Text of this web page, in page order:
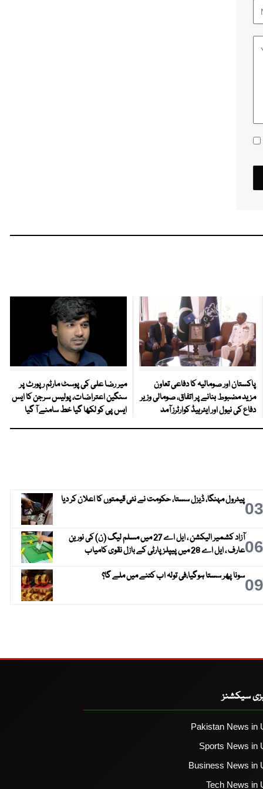
پاکستان اور صومالیہ کا دفاعی تعاون
مزید مضبوط بنانے پر اتفاق، صومالی وزیر
دفاع کی نیول اور ایئرہیڈ کوارٹرز آمد
میر رضا علی کی پوسٹ مارٹم رپورٹ پر
سنگین اعتراضات، پولیس سرجن کا ایس
ایس پی کو لکھا گیا خط سامنے آ گیا
03پیٹرول مہنگا، ڈیزل سستا، حکومت نے نئی قیمتوں کا اعلان کر دیا
06
آزاد کشمیر الیکشن ، ایل اے 27 میں مسلم لیگ (ن) کی نورین
عارف ، ایل اے 28 میں پیپلز پارٹی کے بازل نقوی کامیاب
09سونا پھر سستا ہوگیا،فی تولہ اب کتنے میں ملے گا؟
سیکشنز
Pakistan News in
Sports News in
Business News in
Tech News in